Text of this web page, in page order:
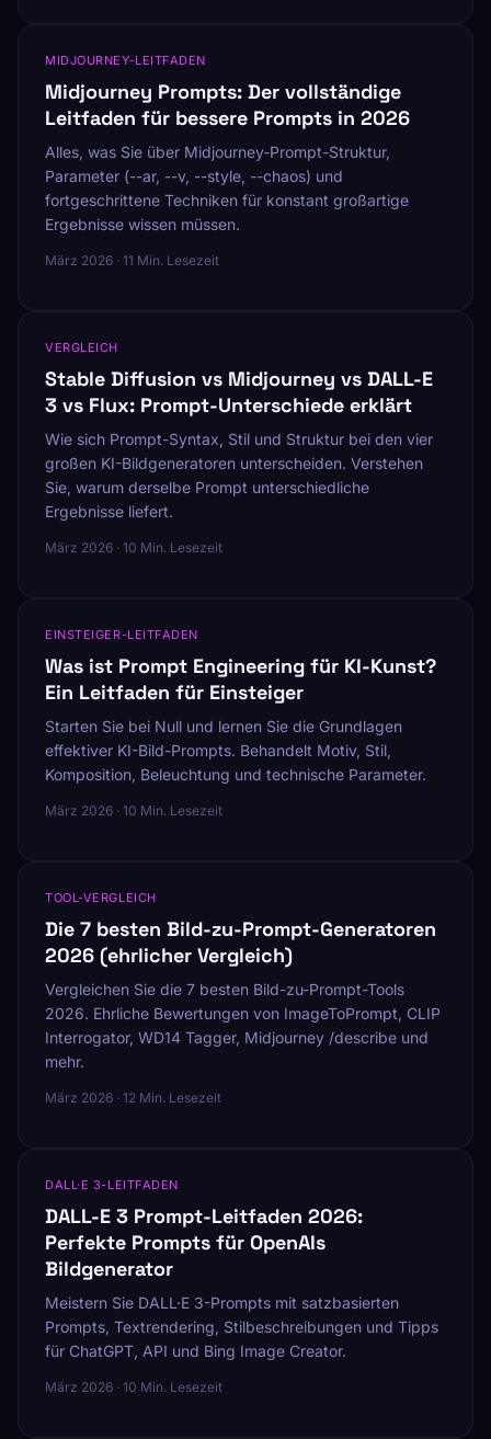
MIDJOURNEY-LEITFADEN
Midjourney Prompts: Der vollständige
Leitfaden für bessere Prompts in 2026
Alles, was Sie über Midjourney-Prompt-Struktur,
Parameter (--ar, --v, --style, --chaos) und
fortgeschrittene Techniken für konstant großartige
Ergebnisse wissen müssen.
März 2026 · 11 Min. Lesezeit
VERGLEICH
Stable Diffusion vs Midjourney vs DALL-E
3 vs Flux: Prompt-Unterschiede erklärt
Wie sich Prompt-Syntax, Stil und Struktur bei den vier
großen KI-Bildgeneratoren unterscheiden. Verstehen
Sie, warum derselbe Prompt unterschiedliche
Ergebnisse liefert.
März 2026 · 10 Min. Lesezeit
EINSTEIGER-LEITFADEN
Was ist Prompt Engineering für KI-Kunst?
Ein Leitfaden für Einsteiger
Starten Sie bei Null und lernen Sie die Grundlagen
effektiver KI-Bild-Prompts. Behandelt Motiv, Stil,
Komposition, Beleuchtung und technische Parameter.
März 2026 · 10 Min. Lesezeit
TOOL-VERGLEICH
Die 7 besten Bild-zu-Prompt-Generatoren
2026 (ehrlicher Vergleich)
Vergleichen Sie die 7 besten Bild-zu-Prompt-Tools
2026. Ehrliche Bewertungen von ImageToPrompt, CLIP
Interrogator, WD14 Tagger, Midjourney /describe und
mehr.
März 2026 · 12 Min. Lesezeit
DALL·E 3-LEITFADEN
DALL-E 3 Prompt-Leitfaden 2026:
Perfekte Prompts für OpenAIs
Bildgenerator
Meistern Sie DALL·E 3-Prompts mit satzbasierten
Prompts, Textrendering, Stilbeschreibungen und Tipps
für ChatGPT, API und Bing Image Creator.
März 2026 · 10 Min. Lesezeit